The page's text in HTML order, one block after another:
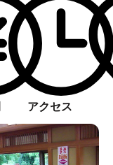
アクセス